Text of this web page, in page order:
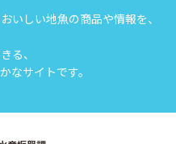
いしい地魚の商品や情報を、
る、
なサイトです。